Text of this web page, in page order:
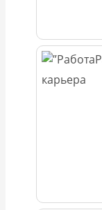
карьера